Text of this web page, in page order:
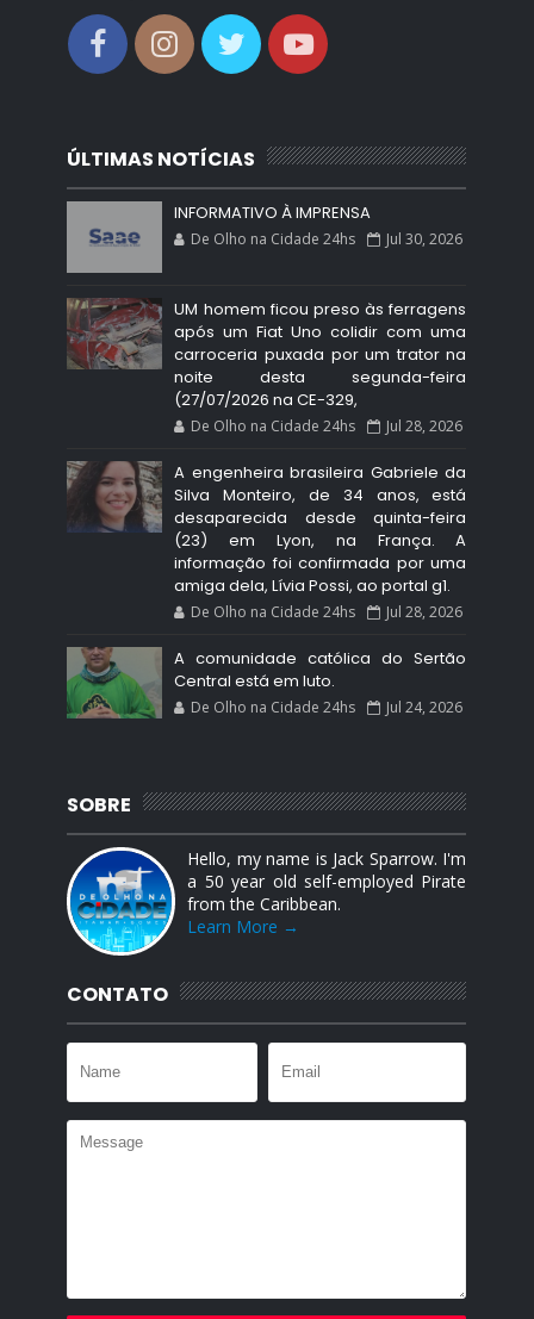
ÚLTIMAS NOTÍCIAS
INFORMATIVO À IMPRENSA
De Olho na Cidade 24hs Jul 30, 2026
UM homem ficou preso às ferragens
após um Fiat Uno colidir com uma
carroceria puxada por um trator na
noite desta segunda-feira
(27/07/2026 na CE-329,
De Olho na Cidade 24hs Jul 28, 2026
A engenheira brasileira Gabriele da
Silva Monteiro, de 34 anos, está
desaparecida desde quinta-feira
(23) em Lyon, na França. A
informação foi confirmada por uma
amiga dela, Lívia Possi, ao portal g1.
De Olho na Cidade 24hs Jul 28, 2026
A comunidade católica do Sertão
Central está em luto.
De Olho na Cidade 24hs Jul 24, 2026
SOBRE
Hello, my name is Jack Sparrow. I'm
a 50 year old self-employed Pirate
from the Caribbean.
Learn More →
CONTATO